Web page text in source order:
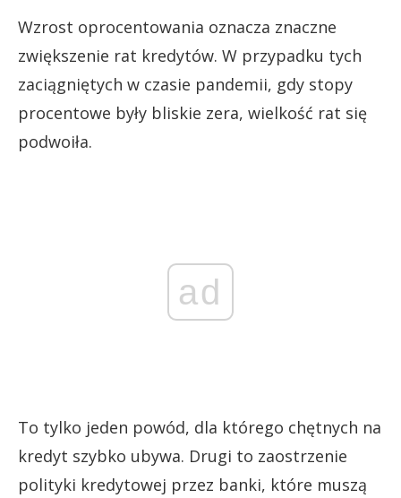
Wzrost oprocentowania oznacza znaczne
zwiększenie rat kredytów. W przypadku tych
zaciągniętych w czasie pandemii, gdy stopy
procentowe były bliskie zera, wielkość rat się
podwoiła.
ad
To tylko jeden powód, dla którego chętnych na
kredyt szybko ubywa. Drugi to zaostrzenie
polityki kredytowej przez banki, które muszą